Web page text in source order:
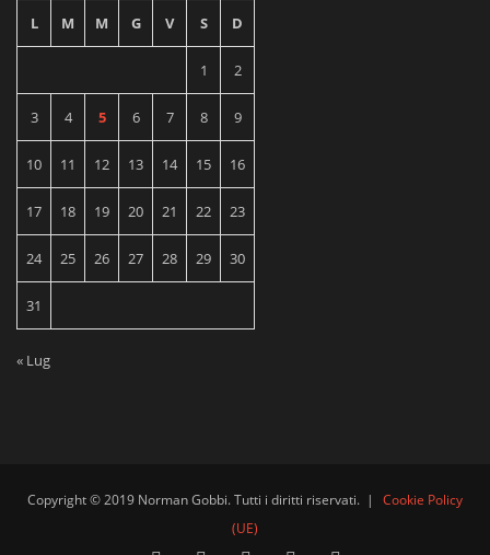
L M M G V S D
1 2
3 4 5 6 7 8 9
10 11 12 13 14 15 16
17 18 19 20 21 22 23
24 25 26 27 28 29 30
31
« Lug
Copyright © 2019 Norman Gobbi. Tutti i diritti riservati. |
Cookie Policy
(UE)